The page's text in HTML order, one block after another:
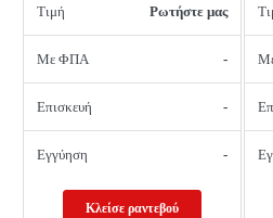
Τιμή Ρωτήστε μας
Με ΦΠΑ -
Επισκευή -
Εγγύηση -
Κλείσε ραντεβού